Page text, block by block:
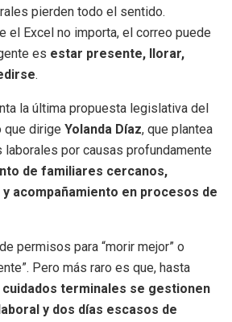
pierden todo el sentido.
el Excel no importa, el correo puede
es estar presente, llorar,
.
la última propuesta legislativa del
que dirige Yolanda Díaz, que plantea
por causas profundamente
de familiares cercanos,
acompañamiento en procesos de
permisos para “morir mejor” o
Pero más raro es que, hasta
cuidados terminales se gestionen
y dos días escasos de